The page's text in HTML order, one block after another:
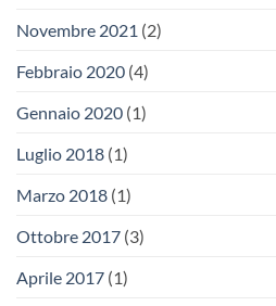
Novembre 2021 (2)
Febbraio 2020 (4)
Gennaio 2020 (1)
Luglio 2018 (1)
Marzo 2018 (1)
Ottobre 2017 (3)
Aprile 2017 (1)